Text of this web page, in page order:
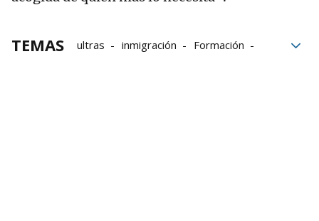
TEMAS ultras inmigración
Formación